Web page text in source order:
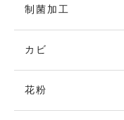
制菌加工
カビ
花粉